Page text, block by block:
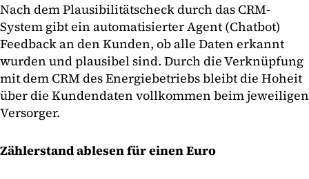
Nach dem Plausibilitätscheck durch das CRM-
System gibt ein automatisierter Agent (Chatbot)
Feedback an den Kunden, ob alle Daten erkannt
wurden und plausibel sind. Durch die Verknüpfung
mit dem CRM des Energiebetriebs bleibt die Hoheit
über die Kundendaten vollkommen beim jeweiligen
Versorger.
Zählerstand ablesen für einen Euro